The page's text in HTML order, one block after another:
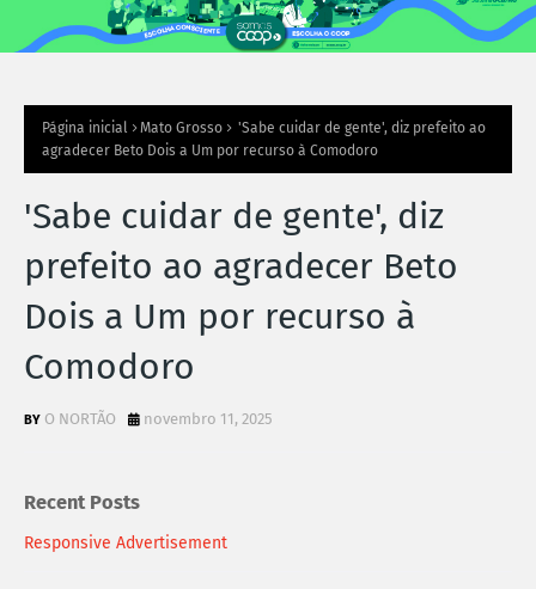
Página inicial Mato Grosso
'Sabe cuidar de gente', diz prefeito ao
agradecer Beto Dois a Um por recurso à Comodoro
'Sabe cuidar de gente', diz
prefeito ao agradecer Beto
Dois a Um por recurso à
Comodoro
O NORTÃO novembro 11, 2025
Recent Posts
Responsive Advertisement